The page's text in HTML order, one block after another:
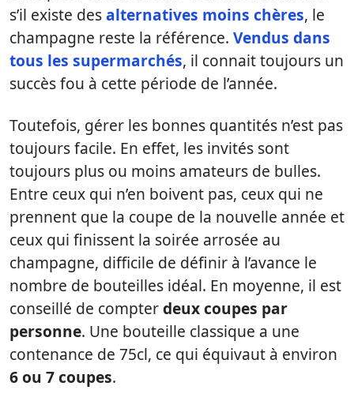
s’il existe desalternatives moins chères, le
champagne reste la référence. Vendus dans
tous les supermarchés, il connait toujours un
succès fou à cette période de l’année.
Toutefois, gérer les bonnes quantités n’est pas
toujours facile. En effet, les invités sont
toujours plus ou moins amateurs de bulles.
Entre ceux qui n’en boivent pas, ceux qui ne
prennent que la coupe de la nouvelle année et
ceux qui finissent la soirée arrosée au
champagne, difficile de définir à l’avance le
nombre de bouteilles idéal. En moyenne, il est
conseillé de compterdeux coupes par
personne. Une bouteille classique a une
contenance de 75cl, ce qui équivaut à environ
6 ou 7 coupes.